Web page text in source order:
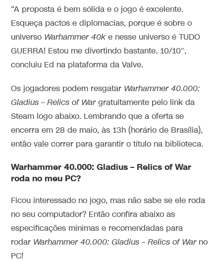
“A proposta é bem sólida e o jogo é excelente.
Esqueça pactos e diplomacias, porque é sobre o
universo Warhammer 40k e nesse universo é TUDO
GUERRA! Estou me divertindo bastante. 10/10″,
concluiu Ed na plataforma da Valve.
Os jogadores podem resgatar Warhammer 40.000:
Gladius – Relics of Wargratuitamente pelo link da
Steam logo abaixo. Lembrando que a oferta se
encerra em 28 de maio, às 13h (horário de Brasília),
então vale correr para garantir o título na biblioteca.
Warhammer 40.000: Gladius – Relics of War
roda no meu PC?
Ficou interessado no jogo, mas não sabe se ele roda
no seu computador? Então confira abaixo as
especificações mínimas e recomendadas para
rodar Warhammer 40.000: Gladius – Relics of Warno
PC!